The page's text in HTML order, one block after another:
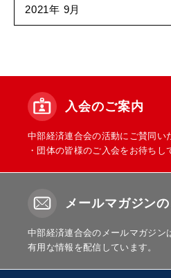
入会のご案内
中部経済連合会の活動にご賛同い
・団体の皆様のご入会をお待ちし
メールマガジン
中部経済連合会のメールマガジン
有用な情報を配信しています。